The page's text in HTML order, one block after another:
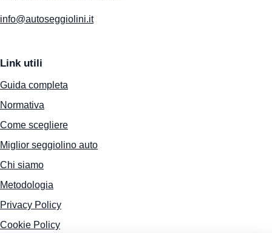
info@autoseggiolini.it
Link utili
Guida completa
Normativa
Come scegliere
Miglior seggiolino auto
Chi siamo
Metodologia
Privacy Policy
Cookie Policy